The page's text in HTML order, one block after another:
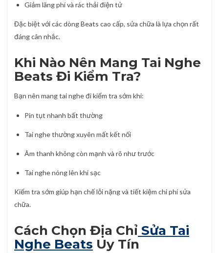
Giảm lãng phí và rác thải điện tử
Đặc biệt với các dòng Beats cao cấp, sửa chữa là lựa chọn rất
đáng cân nhắc.
Khi Nào Nên Mang Tai Nghe
Beats Đi Kiểm Tra?
Bạn nên mang tai nghe đi kiểm tra sớm khi:
Pin tụt nhanh bất thường
Tai nghe thường xuyên mất kết nối
Âm thanh không còn mạnh và rõ như trước
Tai nghe nóng lên khi sạc
Kiểm tra sớm giúp hạn chế lỗi nặng và tiết kiệm chi phí sửa
chữa.
Cách Chọn Địa Chỉ Sửa Tai
Nghe Beats Uy Tín